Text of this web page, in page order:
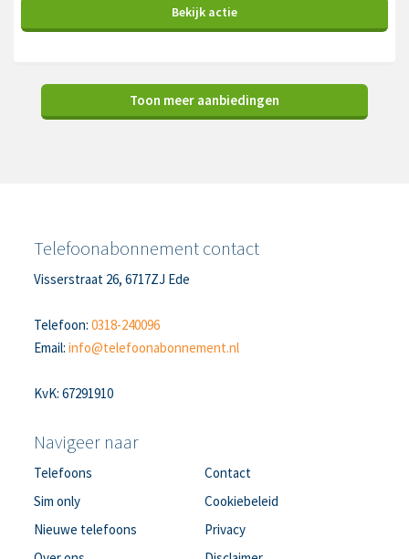
Bekijk actie
Toon meer aanbiedingen
Telefoonabonnement contact
Visserstraat 26, 6717ZJ Ede
Telefoon:0318-240096
Email:info@telefoonabonnement.nl
KvK: 67291910
Navigeer naar
Telefoons
Sim only
Nieuwe telefoons
Contact
Cookiebeleid
Privacy